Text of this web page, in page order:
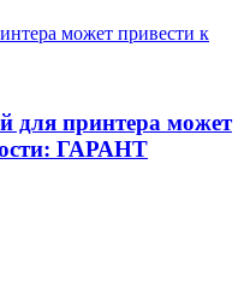
может привести к
для принтера может
ГАРАНТ